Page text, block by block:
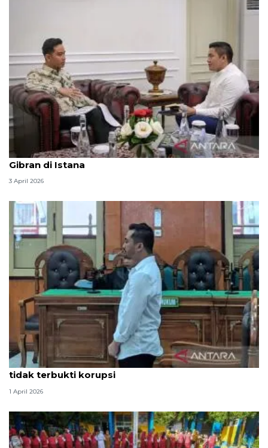
Seskab Teddy silaturahmi Idul Fitri ke Wapres
Gibran di Istana
3 April 2026
Hakim PN Medan vonis bebas Amsal Sitepu karena
tidak terbukti korupsi
1 April 2026